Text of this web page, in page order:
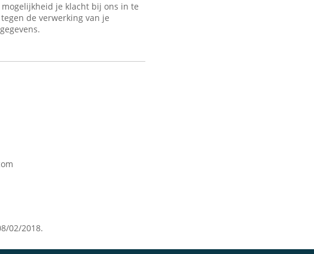
mogelijkheid je klacht bij ons in te
de verwerking van je
02/2018.